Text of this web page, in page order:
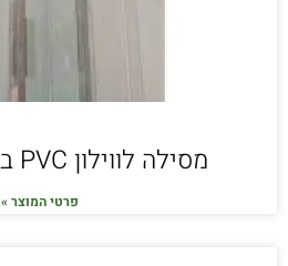
מסילה לווילון PVC בהסתה מכנית
פרטי המוצר »